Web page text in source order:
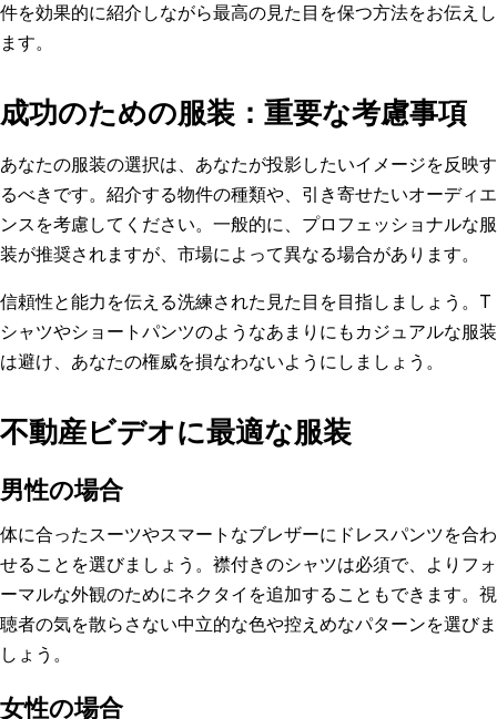
件を効果的に紹介しながら最高の見た目を保つ方法をお伝えし
ます。
成功のための服装：重要な考慮事項
あなたの服装の選択は、あなたが投影したいイメージを反映す
るべきです。紹介する物件の種類や、引き寄せたいオーディエ
ンスを考慮してください。一般的に、プロフェッショナルな服
装が推奨されますが、市場によって異なる場合があります。
信頼性と能力を伝える洗練された見た目を目指しましょう。T
シャツやショートパンツのようなあまりにもカジュアルな服装
は避け、あなたの権威を損なわないようにしましょう。
不動産ビデオに最適な服装
男性の場合
体に合ったスーツやスマートなブレザーにドレスパンツを合わ
せることを選びましょう。襟付きのシャツは必須で、よりフォ
ーマルな外観のためにネクタイを追加することもできます。視
聴者の気を散らさない中立的な色や控えめなパターンを選びま
しょう。
女性の場合